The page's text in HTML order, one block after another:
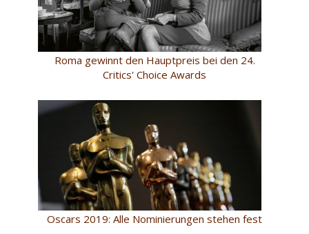
Roma gewinnt den Hauptpreis bei den 24.
Critics' Choice Awards
Oscars 2019: Alle Nominierungen stehen fest